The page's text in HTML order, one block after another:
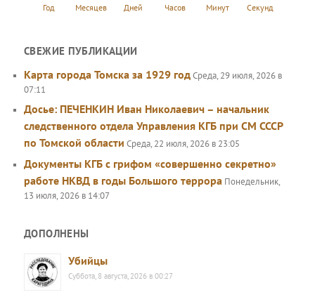
Год Месяцев Дней Часов Минут Секунд
СВЕЖИЕ ПУБЛИКАЦИИ
Карта города Томска за 1929 годСреда, 29 июля, 2026 в
07:11
Досье: ПЕЧЕНКИН Иван Николаевич – начальник
следственного отдела Управления КГБ при СМ СССР
по Томской области Среда, 22 июля, 2026 в 23:05
Документы КГБ с грифом «совершенно секретно»
работе НКВД в годы Большого террора Понедельник,
13 июля, 2026 в 14:07
ДОПОЛНЕНЫ
Убийцы
Суббота, 8 августа, 2026 в 00:27